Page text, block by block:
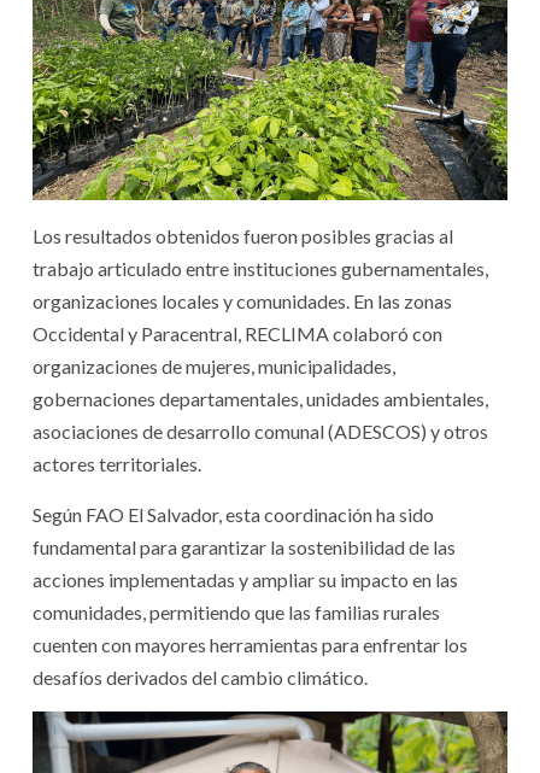
Los resultados obtenidos fueron posibles gracias al
trabajo articulado entre instituciones gubernamentales,
organizaciones locales y comunidades. En las zonas
Occidental y Paracentral, RECLIMA colaboró con
organizaciones de mujeres, municipalidades,
gobernaciones departamentales, unidades ambientales,
asociaciones de desarrollo comunal (ADESCOS) y otros
actores territoriales.
Según FAO El Salvador, esta coordinación ha sido
fundamental para garantizar la sostenibilidad de las
acciones implementadas y ampliar su impacto en las
comunidades, permitiendo que las familias rurales
cuenten con mayores herramientas para enfrentar los
desafíos derivados del cambio climático.